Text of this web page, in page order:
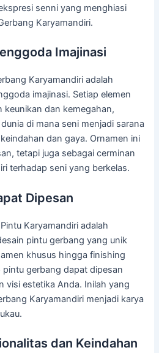
senni yang menghiasi
Karyamandiri.
Imajinasi
Karyamandiri adalah
imajinasi. Setiap elemen
keunikan dan kemegahan,
di mana seni menjadi sarana
dan gaya. Ornamen ini
tetapi juga sebagai cerminan
terhadap seni yang berkelas.
Dipesan
Karyamandiri adalah
pintu gerbang yang unik
khusus hingga finishing
gerbang dapat dipesan
visi estetika Anda. Inilah yang
Karyamandiri menjadi karya
dan Keindahan